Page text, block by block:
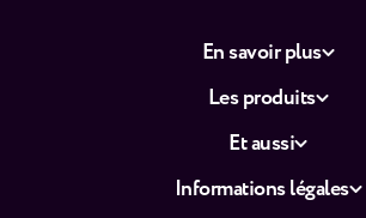
En savoir plus
Les produits
Et aussi
Informations légales